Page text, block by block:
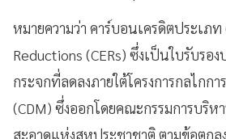
หมายความว่า คาร์บอนเครดิตประเภ
Reductions (CERs) ซึ่งเป็นใบรับรอ
กระจกที่ลดลงภายใต้โครงการกลไกก
(CDM) ซึ่งออกโดยคณะกรรมการบริ
สะอาดแห่งสหประชาชาติ ตามข้อตกล